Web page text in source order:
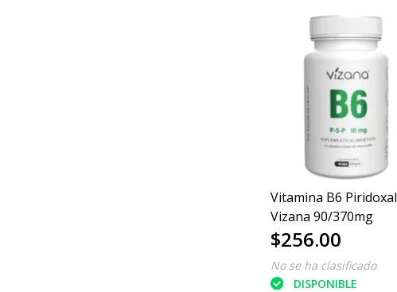
Vitamina B6 Piridoxal
Vizana 90/370mg
$256.00
No se ha clasificado
DISPONIBLE